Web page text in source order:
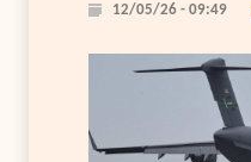
12/05/26 - 09:49